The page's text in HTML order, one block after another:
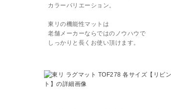
カラーバリエーション。
東リの機能性マットは
老舗メーカーならではのノウハウで
しっかりと長くお使い頂けます。